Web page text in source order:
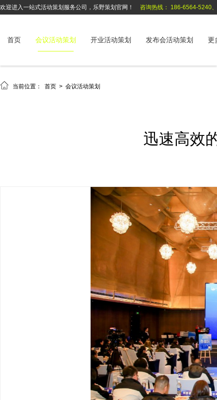
欢迎进入一站式活动策划服务公司，乐野策划官网！ 咨询热线： 186-6564-5240
首页 会议活动策划 开业活动策划 发布会活动策划 更
 当前位置： 首页 > 会议活动策划
迅速高效